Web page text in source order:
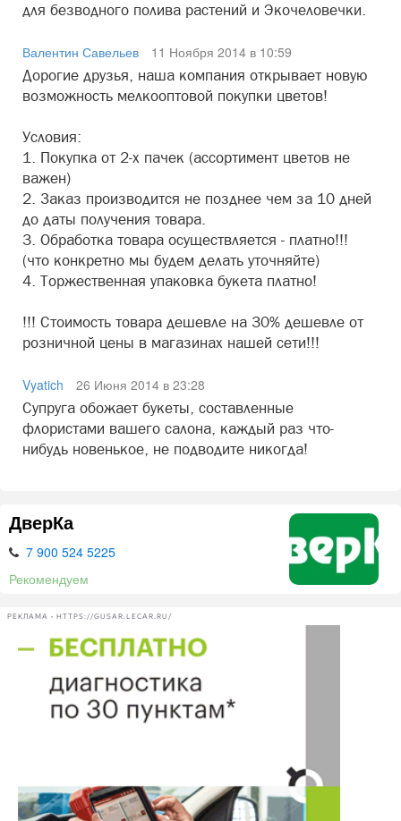
для безводного полива растений и Экочеловечки.
Валентин Савельев
11 Ноября 2014 в 10:59
Дорогие друзья, наша компания открывает новую
возможность мелкооптовой покупки цветов!
Условия:
1. Покупка от 2-х пачек (ассортимент цветов не
важен)
2. Заказ производится не позднее чем за 10 дней
до даты получения товара.
3. Обработка товара осуществляется - платно!!!
(что конкретно мы будем делать уточняйте)
4. Торжественная упаковка букета платно!
!!! Стоимость товара дешевле на 30% дешевле от
розничной цены в магазинах нашей сети!!!
Vyatich
26 Июня 2014 в 23:28
Супруга обожает букеты, составленные
флористами вашего салона, каждый раз что-
нибудь новенькое, не подводите никогда!
ДверКа
7 900 524 5225
Рекомендуем
РЕКЛАМА • HTTPS://GUSAR.LECAR.RU/